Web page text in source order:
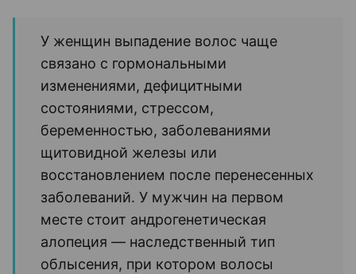
У женщин выпадение волос чаще
связано с гормональными
изменениями, дефицитными
состояниями, стрессом,
беременностью, заболеваниями
щитовидной железы или
восстановлением после перенесенных
заболеваний. У мужчин на первом
месте стоит андрогенетическая
алопеция — наследственный тип
облысения, при котором волосы